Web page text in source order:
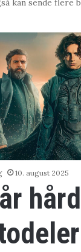
kan sende flere
10. august 2025